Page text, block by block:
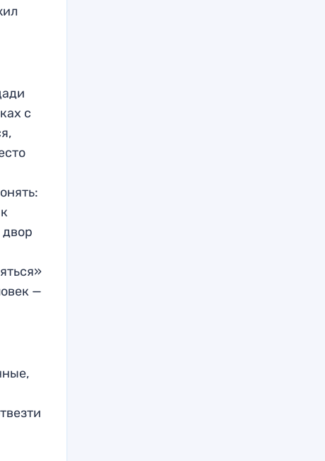
с
—